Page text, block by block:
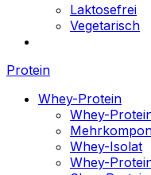
Laktosefrei
Vegetarisch
Protein
Whey-Protein
Whey-
Whey-Isolat
Whey-